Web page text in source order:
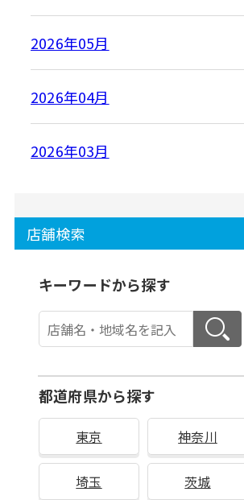
2026年05月
2026年04月
2026年03月
店舗検索
キーワードから探す
都道府県から探す
東京 神奈川
埼玉 茨城